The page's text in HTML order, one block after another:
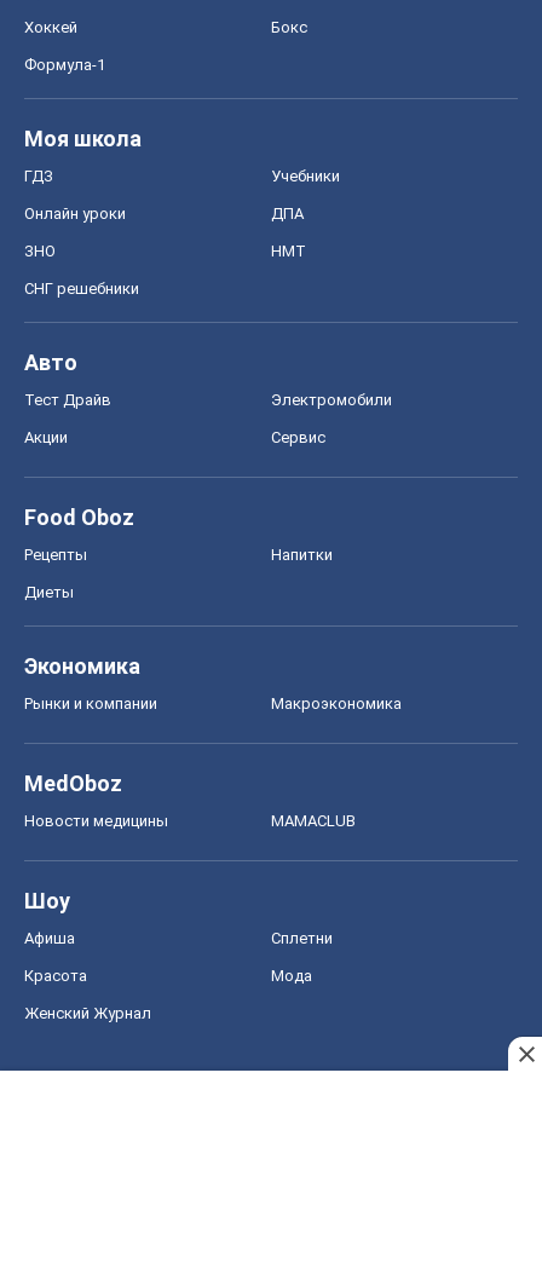
Хоккей Бокс
Формула-1
Моя школа
ГДЗ Учебники
Онлайн уроки ДПА
ЗНО НМТ
СНГ решебники
Авто
Тест Драйв Электромобили
Акции Сервис
Food Oboz
Рецепты Напитки
Диеты
Экономика
Рынки и компании Mакроэкономика
MedOboz
Новости медицины MAMACLUB
Шоу
Афиша Сплетни
Красота Мода
Женский Журнал